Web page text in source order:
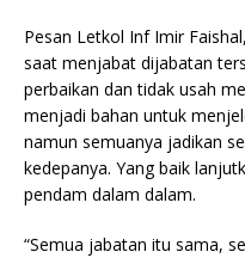
Pesan Letkol Inf Imir
saat menjabat dijabatan
perbaikan dan tidak usah
menjadi bahan untuk
namun semuanya jadikan
kedepanya. Yang baik
pendam dalam dalam.
“Semua jabatan itu sama,